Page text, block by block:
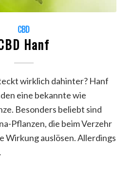
CBD
Hanf
wirklich dahinter? Hanf
eine bekannte wie
Besonders beliebt sind
Pflanzen, die beim Verzehr
Wirkung auslösen. Allerdings